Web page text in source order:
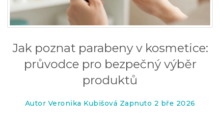
Jak poznat parabeny v kosmetice:
průvodce pro bezpečný výběr
produktů
Autor Veronika Kubišová Zapnuto 2 bře 2026